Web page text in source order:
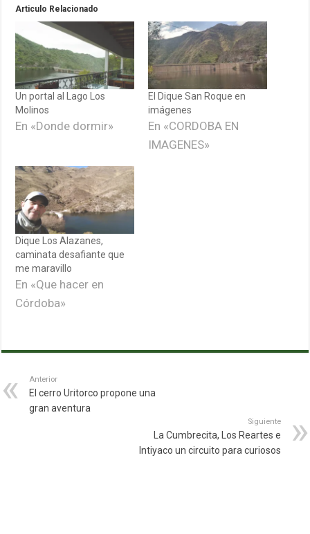
Articulo Relacionado
Un portal al Lago Los
Molinos
En «Donde dormir»
El Dique San Roque en
imágenes
En «CORDOBA EN
IMAGENES»
Dique Los Alazanes,
caminata desafiante que
me maravillo
En «Que hacer en
Córdoba»
Anterior
El cerro Uritorco propone una
gran aventura
Siguiente
La Cumbrecita, Los Reartes e
Intiyaco un circuito para curiosos